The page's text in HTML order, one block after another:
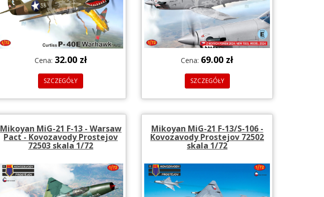
Cena: 32.00 zł
SZCZEGÓŁY
Cena: 69.00 zł
SZCZEGÓŁY
Mikoyan MiG-21 F-13 - Warsaw
Pact - Kovozavody Prostejov
72503 skala 1/72
Mikoyan MiG-21 F-13/S-106 -
Kovozavody Prostejov 72502
skala 1/72